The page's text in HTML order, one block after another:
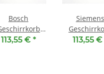
Bosch
00685076 -
113,55 € *
Siemens
oben
113,55 €